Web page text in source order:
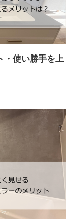
・使い勝手を上